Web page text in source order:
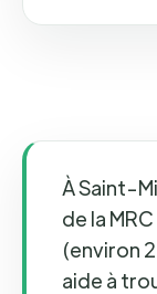
À Saint-
de la
(environ
aide à